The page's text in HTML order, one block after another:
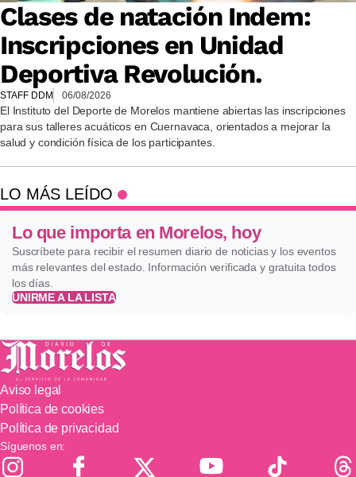
Clases de natación Indem:
Inscripciones en Unidad
Deportiva Revolución.
STAFF DDM 06/08/2026
El Instituto del Deporte de Morelos mantiene abiertas las inscripciones
para sus talleres acuáticos en Cuernavaca, orientados a mejorar la
salud y condición física de los participantes.
LO MÁS LEÍDO
Lo que importa en Morelos, hoy
Suscríbete para recibir el resumen diario de noticias y los eventos
más relevantes del estado. Información verificada y gratuita todos
los días.
UNIRME A LA LISTA
Aviso legal
Política de cookies
Política de privacidad
Síguenos en: